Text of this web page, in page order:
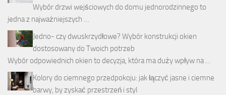
Wybór drzwi wejściowych do domu jednorodzinnego to
jedna z najważniejszych …
Jedno- czy dwuskrzydłowe? Wybór konstrukcji okien
dostosowany do Twoich potrzeb
Wybór odpowiednich okien to decyzja, która ma duży wpływ na …
Kolory do ciemnego przedpokoju: jak łączyć jasne i ciemne
barwy, by zyskać przestrzeń i styl